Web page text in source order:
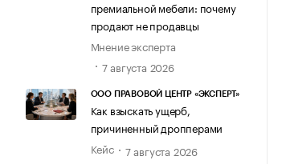
премиальной мебели: почему
продают не продавцы
Мнение эксперта
7 августа 2026
ООО ПРАВОВОЙ ЦЕНТР «ЭКСПЕРТ»
Как взыскать ущерб,
причиненный дропперами
Кейс
7 августа 2026